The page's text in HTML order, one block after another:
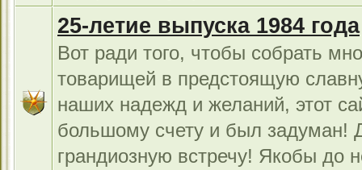
25-летие выпуска 1984 года
Вот ради того, чтобы собрать
товарищей в предстоящую
наших надежд и желаний, этот
большому счету и был задуман!
грандиозную встречу! Якобы до